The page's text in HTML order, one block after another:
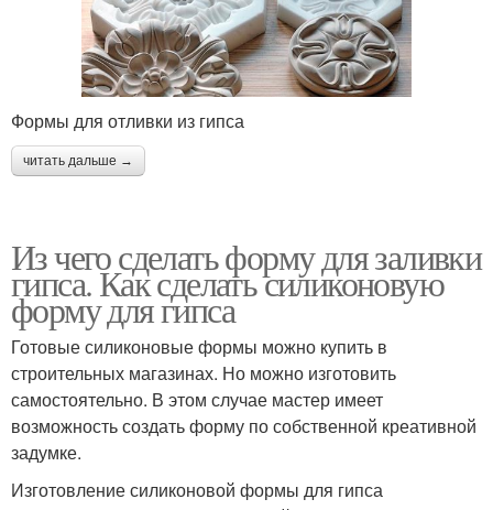
Формы для отливки из гипса
читать дальше →
Из чего сделать форму для заливки
гипса. Как сделать силиконовую
форму для гипса
Готовые силиконовые формы можно купить в
строительных магазинах. Но можно изготовить
самостоятельно. В этом случае мастер имеет
возможность создать форму по собственной креативной
задумке.
Изготовление силиконовой формы для гипса